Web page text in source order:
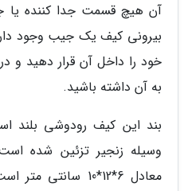
آن هیچ قسمت جدا کننده یا
بیرونی کیف یک جیب وجود
خود را داخل آن قرار دهید و
به آن داشته باشید.
بند این کیف رودوشی بلند
وسیله زنجیر تزئین شده
معادل 6*12*10